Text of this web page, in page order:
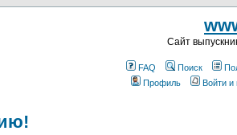
Cайт
FAQ Поиск
Профиль
Войти и